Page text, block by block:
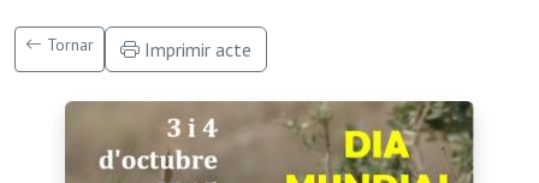
Tornar Imprimir acte